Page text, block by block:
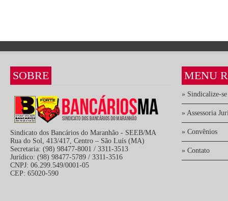
SOBRE
Sindicato dos Bancários do Maranhão - SEEB/MA
Rua do Sol, 413/417, Centro – São Luís (MA)
Secretaria: (98) 98477-8001 / 3311-3513
Jurídico: (98) 98477-5789 / 3311-3516
CNPJ: 06.299.549/0001-05
CEP: 65020-590
MENU
» Sindicalize-se
» Assessoria
» Convênios
» Contato